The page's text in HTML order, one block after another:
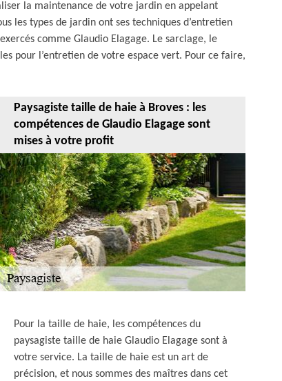
la maintenance de votre jardin en appelant
les types de jardin ont ses techniques d’entretien
comme Glaudio Elagage. Le sarclage, le
pour l’entretien de votre espace vert. Pour ce faire,
Paysagiste taille de haie à Broves : les
compétences de Glaudio Elagage sont
mises à votre profit
Pour la taille de haie, les compétences du
paysagiste taille de haie Glaudio Elagage sont à
votre service. La taille de haie est un art de
précision, et nous sommes des maîtres dans cet